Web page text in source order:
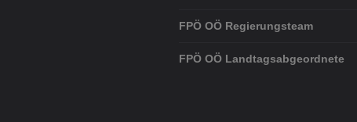
FPÖ OÖ Regierungsteam
FPÖ OÖ Landtagsabgeordnete